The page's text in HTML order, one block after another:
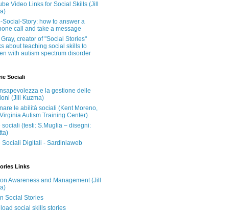
Video Links for Social Skills (Jill
Social-Story: how to answer a
call and take a message
creator of "Social Stories"
about teaching social skills to
with autism spectrum disorder
Sociali
e la gestione delle
(Jill Kuzma)
le abilità sociali (Kent Moreno,
Autism Training Center)
sociali (testi: S.Muglia – disegni:
Sociali Digitali - Sardiniaweb
Links
Awareness and Management (Jill
Social Stories
social skills stories